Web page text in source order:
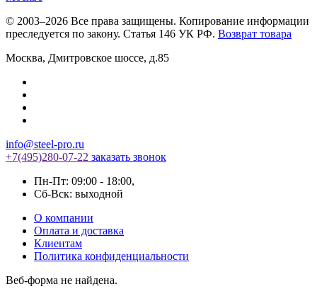
© 2003–2026 Все права защищены. Копирование информации
преследуется по закону. Статья 146 УК РФ. Возврат товара
Москва, Дмитровское шоссе, д.85
info@steel-pro.ru
+7(495)280-07-22 заказать звонок
Пн-Пт: 09:00 - 18:00,
Cб-Вск: выходной
О компании
Оплата и доставка
Клиентам
Политика конфиденциальности
Веб-форма не найдена.